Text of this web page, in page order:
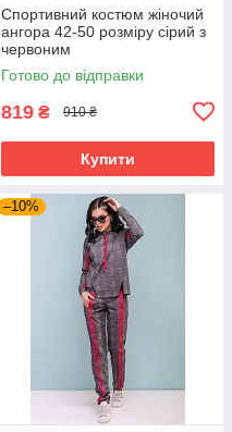
Спортивний костюм жіночий
ангора 42-50 розміру сірий з
червоним
Готово до відправки
819 ₴ 910 ₴
Купити
–10%